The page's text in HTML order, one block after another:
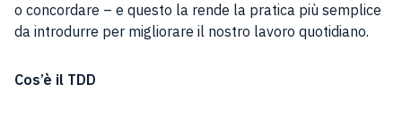
o concordare – e questo la rende la pratica più semplice
da introdurre per migliorare il nostro lavoro quotidiano.
Cos’è il TDD